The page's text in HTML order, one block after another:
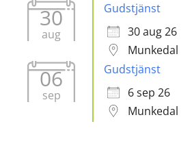
30
aug
Gudstjänst
30 aug 26
Munkedal
06
sep
Gudstjänst
6 sep 26
Munkedal